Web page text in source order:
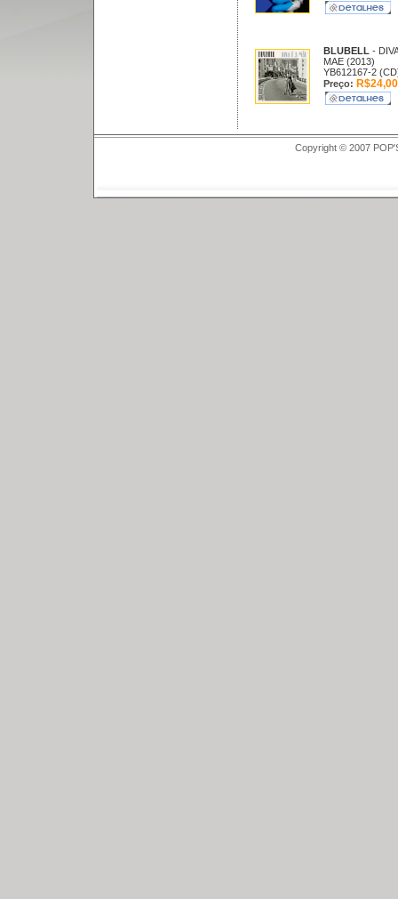
BLUBELL -
MAE (2013)
YB612167-2
Preço: R$24,00
Copyright © 2007